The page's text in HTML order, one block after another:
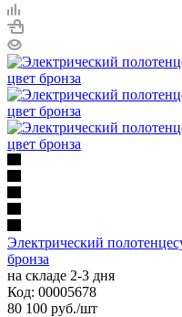
Электрический
бронза
на складе 2-3 дня
Код: 00005678
80 100 руб./шт